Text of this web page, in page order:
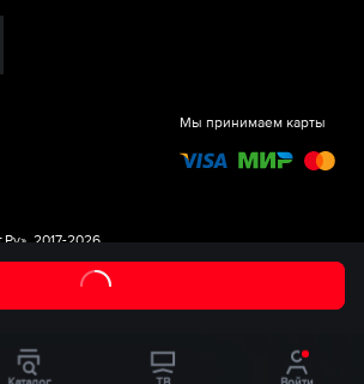
Мы принимаем карты
, 2017-2026